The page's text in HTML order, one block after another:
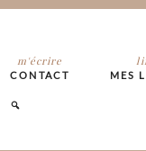
m'écrire
CONTACT MES